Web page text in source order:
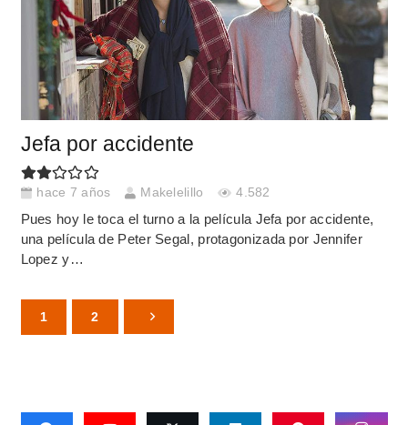
Jefa por accidente
hace 7 años Makelelillo 4.582
Pues hoy le toca el turno a la película Jefa por accidente,
una película de Peter Segal, protagonizada por Jennifer
Lopez y…
1 2